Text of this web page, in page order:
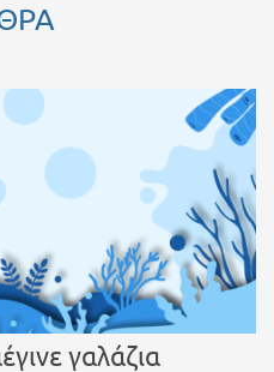
γαλάζια